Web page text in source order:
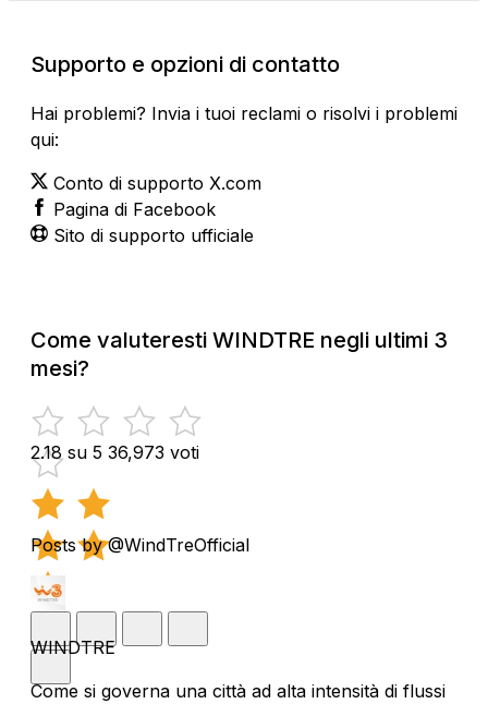
Supporto e opzioni di contatto
Hai problemi? Invia i tuoi reclami o risolvi i problemi
qui:
Conto di supporto X.com
Pagina di Facebook
Sito di supporto ufficiale
Come valuteresti WINDTRE negli ultimi 3
mesi?
2.18 su 5 36,973 voti
Posts by @WindTreOfficial
WINDTRE
Come si governa una città ad alta intensità di flussi